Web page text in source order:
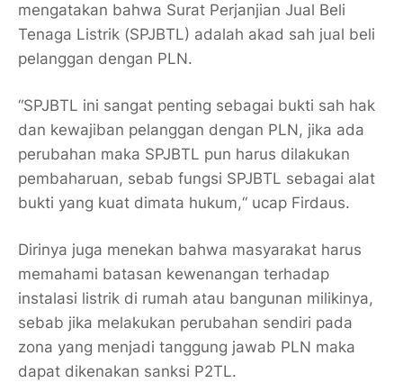
mengatakan bahwa Surat Perjanjian Jual Beli
Tenaga Listrik (SPJBTL) adalah akad sah jual beli
pelanggan dengan PLN.
“SPJBTL ini sangat penting sebagai bukti sah hak
dan kewajiban pelanggan dengan PLN, jika ada
perubahan maka SPJBTL pun harus dilakukan
pembaharuan, sebab fungsi SPJBTL sebagai alat
bukti yang kuat dimata hukum,“ ucap Firdaus.
Dirinya juga menekan bahwa masyarakat harus
memahami batasan kewenangan terhadap
instalasi listrik di rumah atau bangunan milikinya,
sebab jika melakukan perubahan sendiri pada
zona yang menjadi tanggung jawab PLN maka
dapat dikenakan sanksi P2TL.